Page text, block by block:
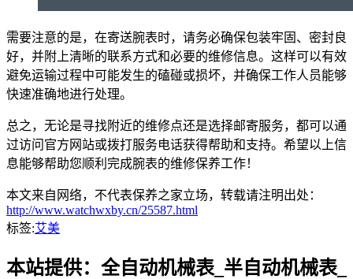
需要注意的是，在寄送腕表时，请务必确保包装牢固、密封良
好，并附上清晰的联系方式和必要的维修信息。这样可以有效
避免运输过程中可能发生的磕碰或损坏，并确保工作人员能够
快速准确地进行处理。
总之，无论是寻找附近的维修点还是选择邮寄服务，都可以通
过访问官方网站或拨打服务电话获得帮助和支持。希望以上信
息能够帮助您顺利完成腕表的维修保养工作！
本文来自网络，不代表保养之家立场，转载请注明出处：
http://www.watchwxby.cn/25587.html
标签:艾美
本站提供：全自动机械表_半自动机械表_